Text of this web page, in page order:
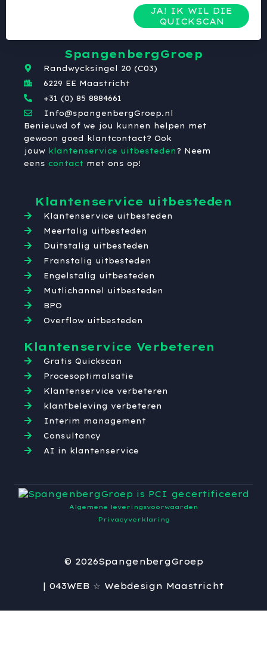
JA! IK WIL DIE
QUICKSCAN
SpangenbergGroep
Randwycksingel 20 (C03)
6229 EE Maastricht
+31 (0) 85 8884661
Info@spangenbergGroep.nl
Benieuwd of we jou kunnen helpen met
gewoon goed klantcontact? Ook
jouw klantenservice uitbesteden ? Neem
eens contact met ons op!
Klantenservice uitbesteden
Klantenservice uitbesteden
Meertalig uitbesteden
Duitstalig uitbesteden
Franstalig uitbesteden
Engelstalig uitbesteden
Mutlichannel uitbesteden
BPO
Overflow uitbesteden
Klantenservice Verbeteren
Gratis Quickscan
Procesoptimalsatie
Klantenservice verbeteren
klantbeleving verbeteren
Interim management
Consultancy
AI in klantenservice
Algemene leveringsvoorwaarden
Privacyverklaring
© 2026SpangenbergGroep
| 043WEB ☆ Webdesign Maastricht